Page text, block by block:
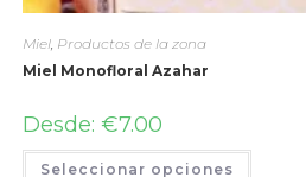
Miel, Productos de la zona
Miel Monofloral Azahar
Desde: €7.00
Seleccionar opciones